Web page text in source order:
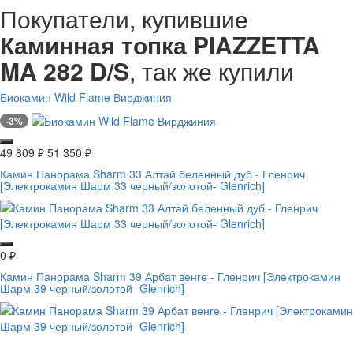
Покупатели, купившие
Каминная топка PIAZZETTA
MA 282 D/S, так же купили
Биокамин Wild Flame Вирджиния
-3%
49 809 ₽ 51 350 ₽
Камин Панорама Sharm 33 Алтай беленный дуб - Гленрич
[Электрокамин Шарм 33 черный/золотой- Glenrich]
0 ₽
Камин Панорама Sharm 39 Арбат венге - Гленрич [Электрокамин
Шарм 39 черный/золотой- Glenrich]